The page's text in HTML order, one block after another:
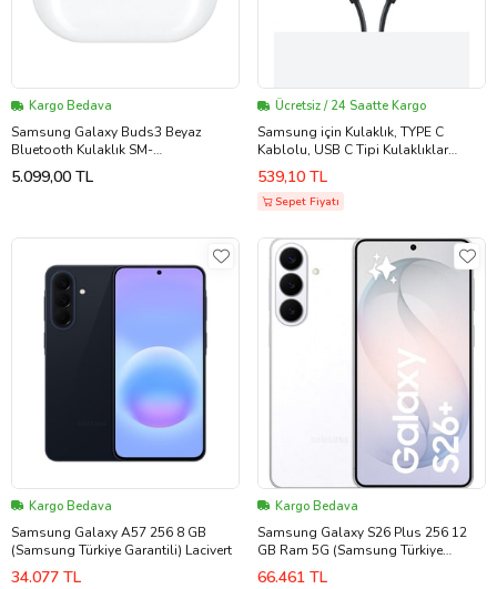
Kargo Bedava
Samsung Galaxy Buds3 Beyaz
Bluetooth Kulaklık SM-
R530NZWATUR (Samsung Türkiye
Garantili)
5.099,00 TL
Ücretsiz / 24 Saatte Kargo
Samsung için Kulaklık, TYPE C
Kablolu, USB C Tipi Kulaklıklar
iPhone 15-15 PLUS-15 PRO-15 PRO
MAX uyumlu Type-C Galaxy S23 S22
S20 FE S21 Ultra Z Fold 3 Z Flip A53
(Siyah - Beyaz)
539,10 TL
Sepet Fiyatı
Kargo Bedava
Samsung Galaxy A57 256 8 GB
(Samsung Türkiye Garantili) Lacivert
34.077 TL
Kargo Bedava
Samsung Galaxy S26 Plus 256 12
GB Ram 5G (Samsung Türkiye
Garantili) Beyaz
66.461 TL